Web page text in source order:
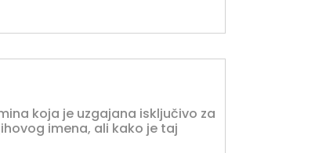
koja je uzgajana isključivo za
imena, ali kako je taj